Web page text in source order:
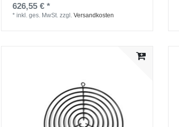
626,55 € *
*inkl. ges. MwSt. zzgl.Versandkosten